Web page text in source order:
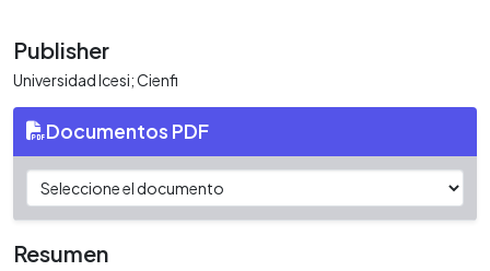
Publisher
Universidad Icesi; Cienfi
Documentos PDF
Resumen